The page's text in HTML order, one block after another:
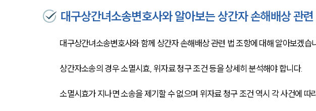
대구상간녀소송변호사와 알아보는 상간자 손해배상 관
대구상간녀소송변호사와 함께 상간자 손해배상 관련 법 조항에 대해 알아보겠습
상간자소송의 경우 소멸시효, 위자료 청구 조건 등을 상세히 분석해야 합니다.
소멸시효가 지나면 소송을 제기할 수 없으며 위자료 청구 조건 역시 각 사건에 따